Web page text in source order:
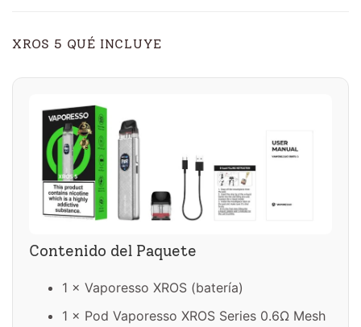
XROS 5 QUÉ INCLUYE
Contenido del Paquete
1 × Vaporesso XROS (batería)
1 × Pod Vaporesso XROS Series 0.6Ω Mesh